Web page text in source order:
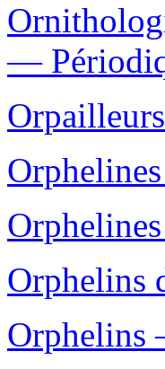
—
Orphelins
Orphelins